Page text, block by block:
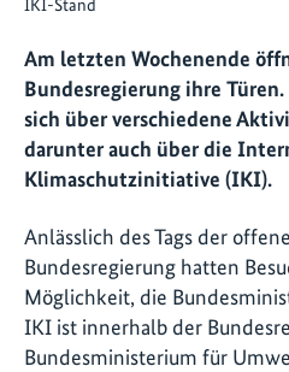
IKI-Stand
Am letzten Wochenende
Bundesregierung ihre
sich über verschiedene
darunter auch über die
Klimaschutzinitiative (IKI).
Anlässlich des Tags der
Bundesregierung hatten
Möglichkeit, die
IKI ist innerhalb der
Bundesministerium für